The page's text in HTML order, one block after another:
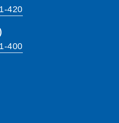
420
400